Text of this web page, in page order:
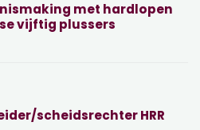
met hardlopen
vijftig plussers
scheidsrechter HRR